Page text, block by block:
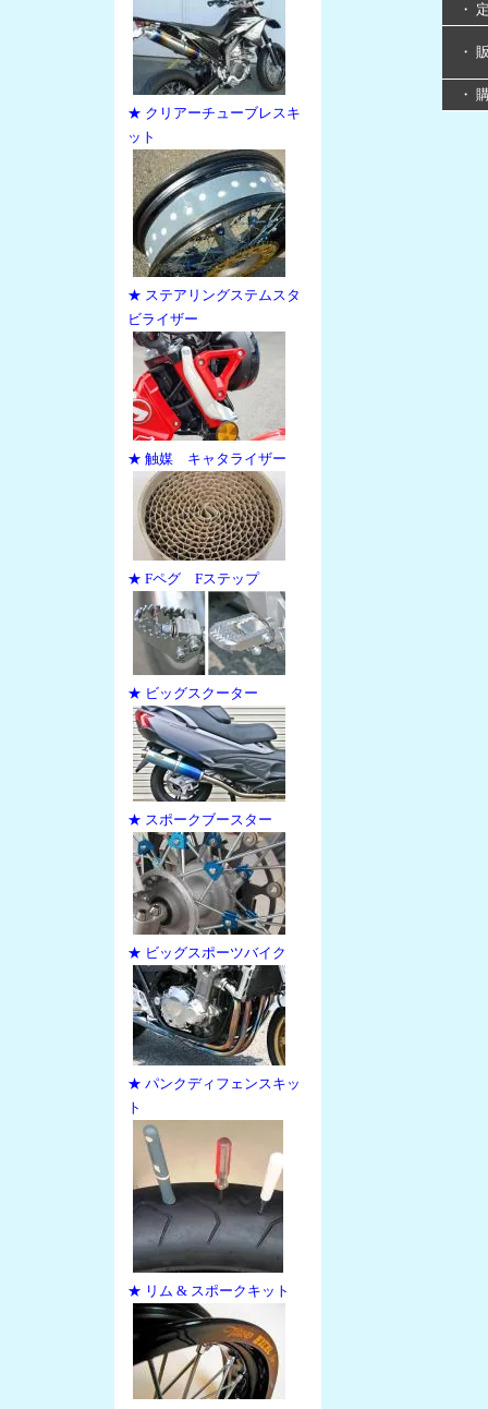
★ クリアーチューブレスキ
ット
★ ステアリングステムスタ
ビライザー
★ 触媒 キャタライザー
★ Fペグ Fステップ
★ ビッグスクーター
★ スポークブースター
★ ビッグスポーツバイク
★ パンクディフェンスキッ
ト
★ リム & スポークキット
・
・
・